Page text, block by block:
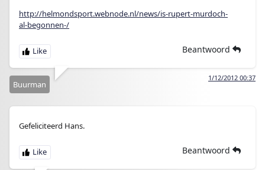
http://helmondsport.webnode.nl/news/is-rupert-murdoch-
al-begonnen-/
Beantwoord
1/12/2012 00:37
Buurman
Gefeliciteerd Hans.
Beantwoord